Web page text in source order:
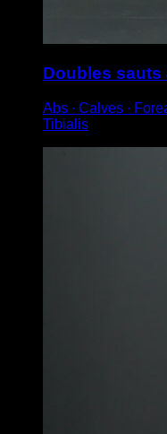
Doubles sauts
Abs ∙ Calves ∙
Tibialis